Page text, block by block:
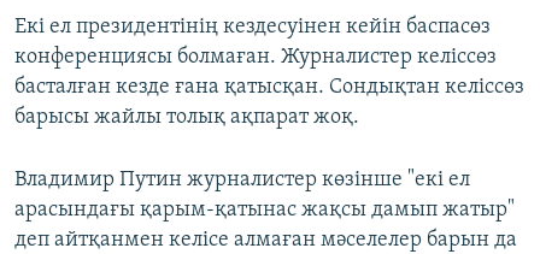
Екі ел президентінің кездесуінен кейін баспасөз
конференциясы болмаған. Журналистер келіссөз
басталған кезде ғана қатысқан. Сондықтан келіссөз
барысы жайлы толық ақпарат жоқ.
Владимир Путин журналистер көзінше "екі ел
арасындағы қарым-қатынас жақсы дамып жатыр"
деп айтқанмен келісе алмаған мәселелер барын да